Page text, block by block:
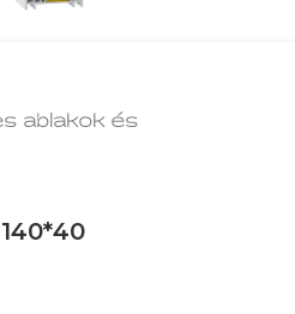
ablakok és